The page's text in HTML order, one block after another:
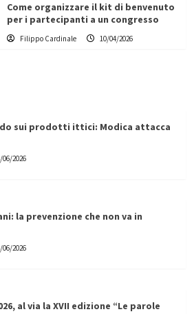
Come organizzare il kit di benvenuto
per i partecipanti a un congresso
Filippo Cardinale 10/04/2026
sui prodotti ittici: Modica attacca
06/2026
la prevenzione che non va in
06/2026
al via la XVII edizione “Le parole